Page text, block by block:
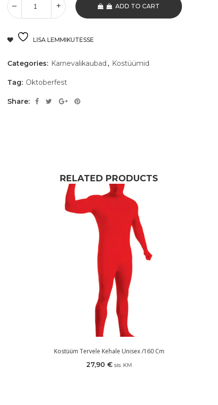
ADD TO CART
LISA LEMMIKUTESSE
Categories: Karnevalikaubad , Kostüümid
Tag: Oktoberfest
Share:
RELATED PRODUCTS
Kostüüm Tervele Kehale Unisex /160 Cm
27,90 € sis. KM